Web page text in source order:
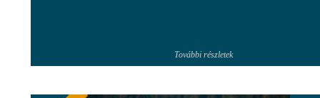
További részletek